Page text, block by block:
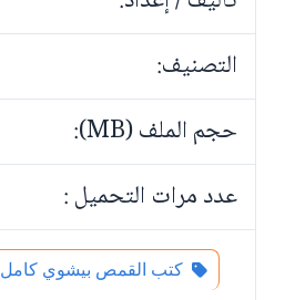
التصنيف:
حجم الملف (MB):
عدد مرات التحميل :
كتب القمص بيشوي كامل